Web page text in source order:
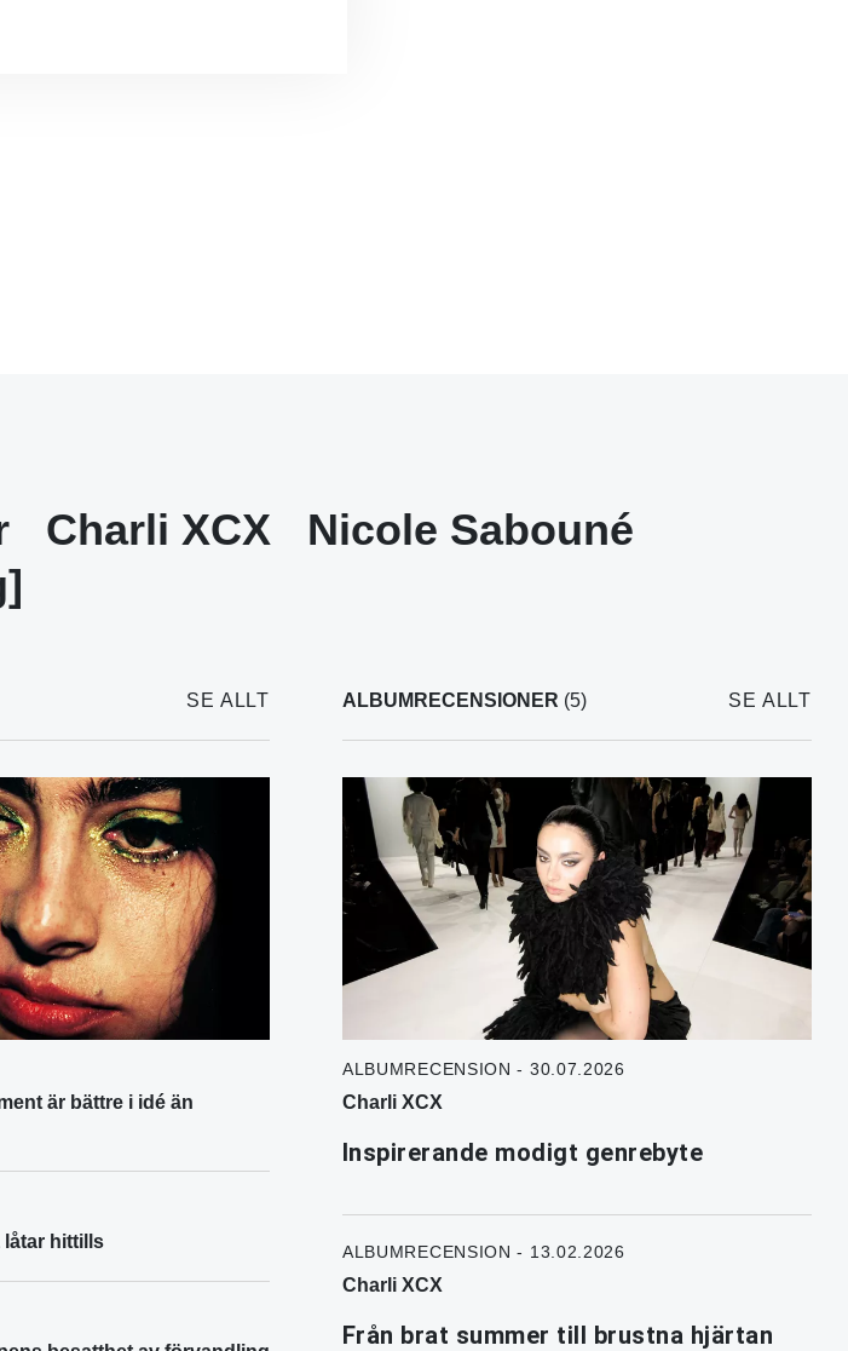
Charli XCX
Nicole Sabouné
SE ALLT
är bättre i idé än
låtar hittills
ALBUMRECENSIONER (5) SE ALLT
ALBUMRECENSION - 30.07.2026
Charli XCX
Inspirerande modigt genrebyte
ALBUMRECENSION - 13.02.2026
Charli XCX
Från brat summer till brustna hjärtan